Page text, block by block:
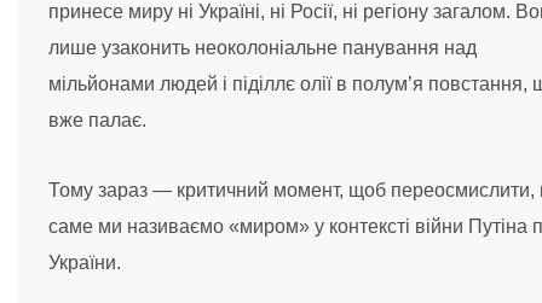
принесе миру ні Україні, ні Росії, ні регіону загалом.
лише узаконить неоколоніальне панування над
мільйонами людей і піділлє олії в полум’я повстання,
вже палає.
Тому зараз — критичний момент, щоб
саме ми називаємо «миром» у контексті війни Путіна
України.